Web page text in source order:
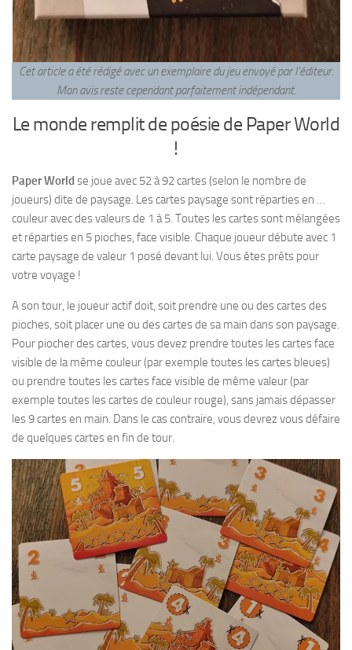
Cet article a été rédigé avec un exemplaire du jeu envoyé par l’éditeur.
Mon avis reste cependant parfaitement indépendant.
Le monde remplit de poésie de Paper World
!
Paper World se joue avec 52 à 92 cartes (selon le nombre de
joueurs) dite de paysage. Les cartes paysage sont réparties en …
couleur avec des valeurs de 1 à 5. Toutes les cartes sont mélangées
et réparties en 5 pioches, face visible. Chaque joueur débute avec 1
carte paysage de valeur 1 posé devant lui. Vous êtes prêts pour
votre voyage !
A son tour, le joueur actif doit, soit prendre une ou des cartes des
pioches, soit placer une ou des cartes de sa main dans son paysage.
Pour piocher des cartes, vous devez prendre toutes les cartes face
visible de la même couleur (par exemple toutes les cartes bleues)
ou prendre toutes les cartes face visible de même valeur (par
exemple toutes les cartes de couleur rouge), sans jamais dépasser
les 9 cartes en main. Dans le cas contraire, vous devrez vous défaire
de quelques cartes en fin de tour.